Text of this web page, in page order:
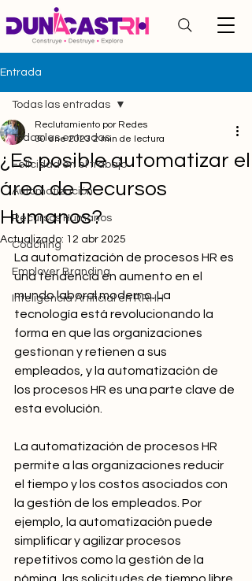
Entrada
Todas las entradas
Felicidad en el trabajo
Automatización
Recursos Humanos
Coaching
Employer Branding
Inteligencia Artificial en RRHH
Todas las entradas
¿Es posible automatizar el
área de Recursos
Humanos?
Reclutamiento por Redes
30 ene 2023 2 min de lectura
Actualizado: 12 abr 2025
La automatización de procesos HR es
una tendencia en aumento en el
mundo laboral moderno. La
tecnología está revolucionando la
forma en que las organizaciones
gestionan y retienen a sus
empleados, y la automatización de
los procesos HR es una parte clave de
esta evolución.
La automatización de procesos HR
permite a las organizaciones reducir
el tiempo y los costos asociados con
la gestión de los empleados. Por
ejemplo, la automatización puede
simplificar y agilizar procesos
repetitivos como la gestión de la